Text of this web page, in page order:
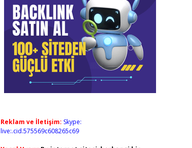
Reklam ve İletişim: Skype:
live:.cid.575569c608265c69